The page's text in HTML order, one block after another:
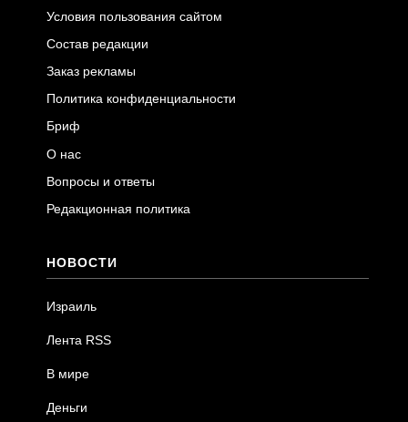
Условия пользования сайтом
Состав редакции
Заказ рекламы
Политика конфиденциальности
Бриф
О нас
Вопросы и ответы
Редакционная политика
НОВОСТИ
Израиль
Лента RSS
В мире
Деньги